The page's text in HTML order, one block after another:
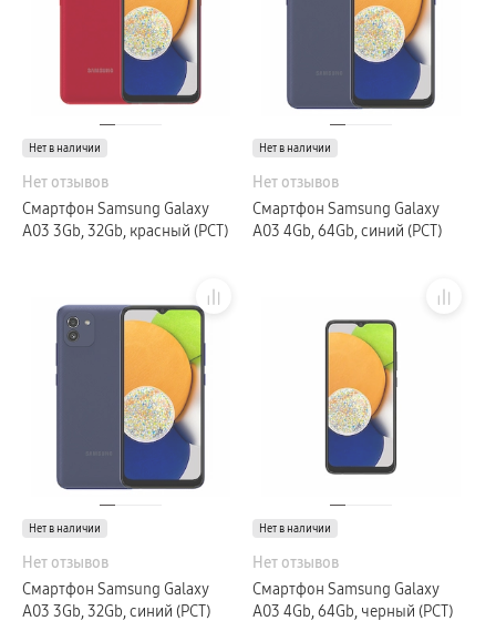
Galaxy Watch Ультра
Galaxy Watch 9
пвз
Galaxy Watch 8 Класcика
Аксессуары для смарт-часов
Зарядные устройства для смарт-часов
ТВ и Аудио
Домашние кинотеатры
Телевизоры Samsung Серия 5
Телевизоры Samsung Серия The Frame
Телевизоры Samsung Серия S (OLED)
Телевизоры Samsung Серия 6
Телевизоры Samsung Серия Микро RGB
Телевизоры Samsung Серия Мини LED
Портативные дисплеи Samsung
гарантия
сплит
доставка
Аксессуары для тв
Кронштейны
Рамки
Мультимедиа
Беспроводные наушники
Проводные наушники
Наушники с шумоподавлением
Нет в наличии
Нет отзывов
Смартфон Samsung Galaxy
A03 3Gb, 32Gb, красный (РСТ)
Нет в наличии
Нет отзывов
Смартфон Samsung Galaxy
A03 4Gb, 64Gb, синий (РСТ)
Нет в наличии
Нет отзывов
Смартфон Samsung Galaxy
A03 3Gb, 32Gb, синий (РСТ)
Нет в наличии
Нет отзывов
Смартфон Samsung Galaxy
A03 4Gb, 64Gb, черный (РСТ)